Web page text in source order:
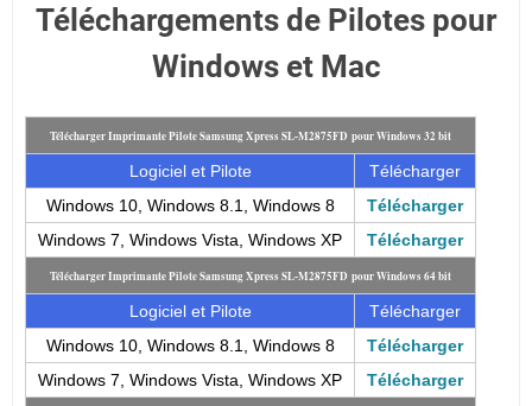
Téléchargements de Pilotes pour
Windows et Mac
Télécharger Imprimante Pilote Samsung Xpress SL-M2875FD pour Windows 32 bit
Logiciel et Pilote
Télécharger
Windows 10, Windows 8.1, Windows 8
Télécharger
Windows 7, Windows Vista, Windows XP
Télécharger
Télécharger Imprimante Pilote Samsung Xpress SL-M2875FD pour Windows 64 bit
Logiciel et Pilote
Télécharger
Windows 10, Windows 8.1, Windows 8
Télécharger
Windows 7, Windows Vista, Windows XP
Télécharger